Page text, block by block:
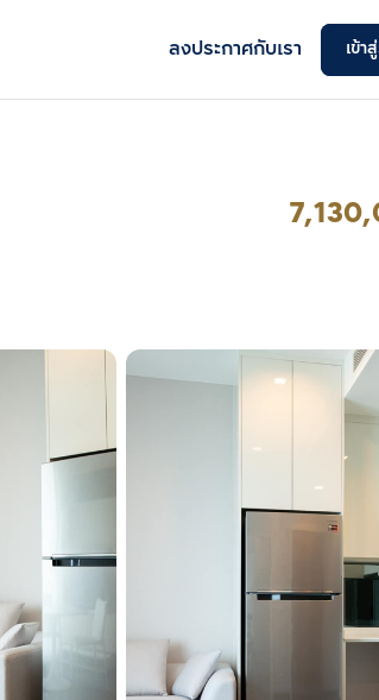
ลงประกาศกับเรา เข้า
เลือกยูนิตเพื่อเปรียบเทียบ
เลือกได้สูงสุด 3 รายการ